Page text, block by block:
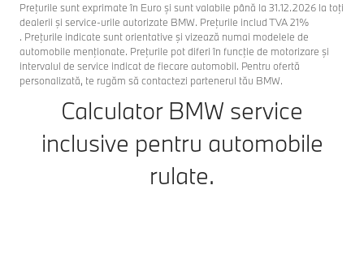
Preţurile sunt exprimate în Euro și sunt valabile până la 31.12.2026 la toţi
dealerii şi service-urile autorizate BMW. Preţurile includ TVA 21%
. Preţurile indicate sunt orientative şi vizează numai modelele de
automobile menţionate. Preţurile pot diferi în funcţie de motorizare şi
intervalul de service indicat de fiecare automobil. Pentru ofertă
personalizată, te rugăm să contactezi partenerul tău BMW.
Calculator BMW service
inclusive pentru automobile
rulate.